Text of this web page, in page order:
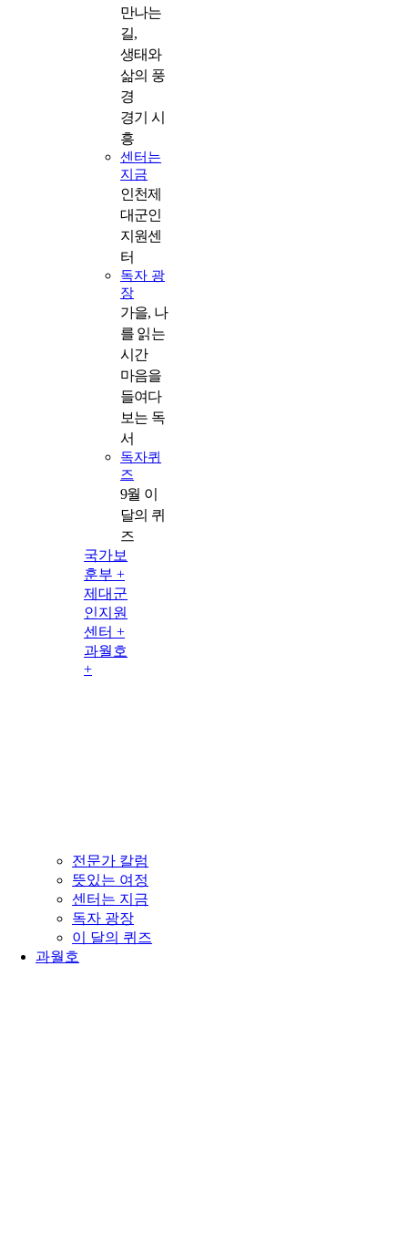
만나는
길,
생태와
삶의 풍
경
경기 시
흥
센터는
지금
인천제
대군인
지원센
터
독자 광
장
가을, 나
를 읽는
시간
마음을
들여다
보는 독
서
독자퀴
즈
9월 이
달의 퀴
즈
국가보
훈부 +
제대군
인지원
센터 +
과월호
+
전문가 칼럼
뜻있는 여정
센터는 지금
독자 광장
이 달의 퀴즈
과월호